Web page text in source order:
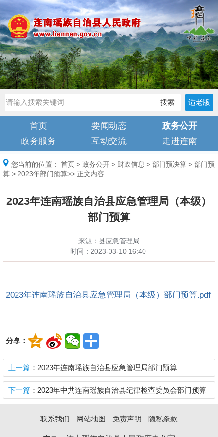
搜索 适老版
首页 要闻动态
政务公开
政务服务
互动交流 走进连南
您当前的位置： 首页 > 政务公开 > 财政信息 > 部门预决算 > 部门预
算 > 2023年部门预算>> 正文内容
2023年连南瑶族自治县应急管理局（本级）
部门预算
来源：县应急管理局
时间： 2023-03-10 16:40
2023年连南瑶族自治县应急管理局（本级）部门预算.pdf
分享：
上一篇 ：2023年连南瑶族自治县应急管理局部门预算
下一篇 ：2023年中共连南瑶族自治县纪律检查委员会部门预算
联系我们 网站地图 免责声明 隐私条款